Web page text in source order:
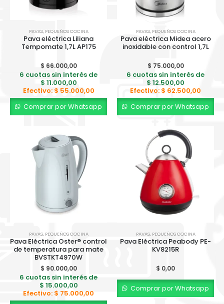
PAVAS, PEQUEÑOS COCINA
Pava eléctrica Liliana
Tempomate 1,7L AP175
$ 66.000,00
6 cuotas sin interés de
$ 11.000,00
Efectivo: $ 55.000,00
Comprar por Whatsapp
PAVAS, PEQUEÑOS COCINA
Pava eléctrica Midea acero
inoxidable con control 1,7L
$ 75.000,00
6 cuotas sin interés de
$ 12.500,00
Efectivo: $ 62.500,00
Comprar por Whatsapp
PAVAS, PEQUEÑOS COCINA
Pava Eléctrica Oster® control
de temperatura para mate
BVSTKT4970W
$ 90.000,00
6 cuotas sin interés de
$ 15.000,00
Efectivo: $ 75.000,00
PAVAS, PEQUEÑOS COCINA
Pava Eléctrica Peabody PE-
KV8215R
$ 0,00
Comprar por Whatsapp
6 cuotas sin interés
de$66.500,00
Efectivo:
$